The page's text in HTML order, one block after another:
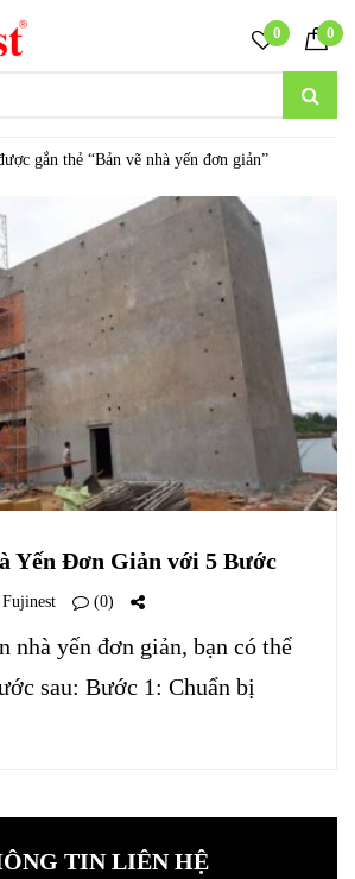
0 0
gắn thẻ “Bản vẽ nhà yến đơn giản”
Yến Đơn Giản với 5 Bước
(0)
nhà yến đơn giản, bạn có thể
sau: Bước 1: Chuẩn bị
TIN LIÊN HỆ